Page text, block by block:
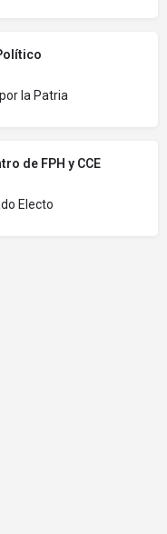
la Patria
de FPH y CCE
Electo